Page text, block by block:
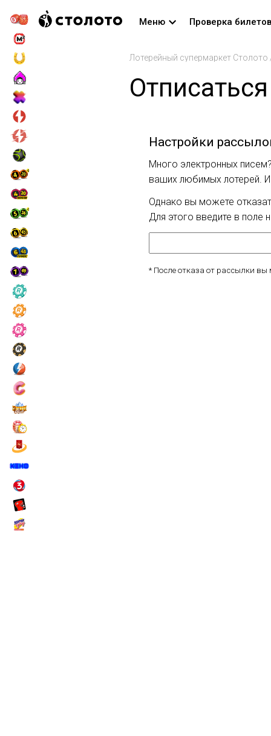
Меню Проверка билетов
Лотерейный супермаркет Столото
Настройки
Много электронных
ваших любимых лотерей.
Однако вы можете
Для этого введите в поле
* После отказа от рассылки вы